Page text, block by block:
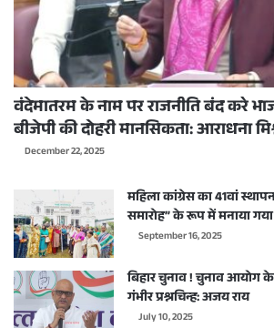
वंदेमातरम के नाम पर राजनीति बंद करे
बीजेपी की दोहरी मानसिकता: आराधना
December 22, 2025
महिला कांग्रेस का 41वां
समारोह” के रूप में मनाया गया
September 16, 2025
बिहार चुनाव ! चुनाव आयोग
गंभीर प्रश्नचिन्ह: अजय राय
July 10, 2025